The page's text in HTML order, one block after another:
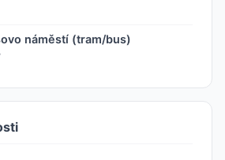
náměstí (tram/bus)